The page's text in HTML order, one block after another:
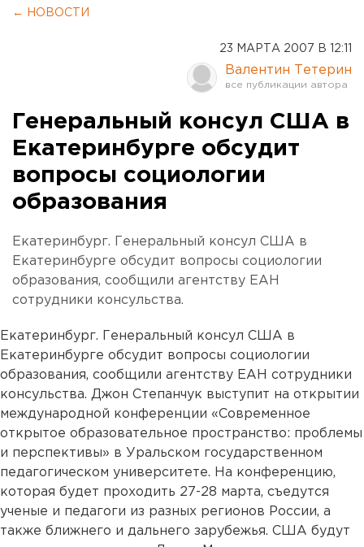
← НОВОСТИ
23 МАРТА 2007 В 12:11
Валентин Тетерин
Генеральный консул США в
Екатеринбурге обсудит
вопросы социологии
образования
Екатеринбург. Генеральный консул США в
Екатеринбурге обсудит вопросы социологии
образования, сообщили агентству ЕАН
сотрудники консульства.
Екатеринбург. Генеральный консул США в
Екатеринбурге обсудит вопросы социологии
образования, сообщили агентству ЕАН сотрудники
консульства. Джон Степанчук выступит на открытии
международной конференции «Современное
открытое образовательное пространство: проблемы
и перспективы» в Уральском государственном
педагогическом университете. На конференцию,
которая будет проходить 27-28 марта, съедутся
ученые и педагоги из разных регионов России, а
также ближнего и дальнего зарубежья. США будут